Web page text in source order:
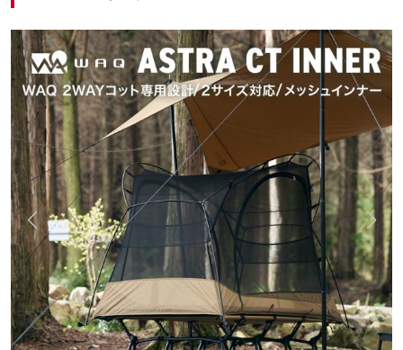
出典：Instagram by@fieldoorcom
普通のテントは地面にペグを打って固定する必要がありま